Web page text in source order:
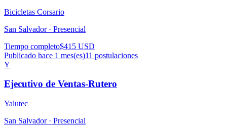
Bicicletas Corsario
San Salvador · Presencial
Tiempo completo$415 USD
Publicado hace 1 mes(es)11 postulaciones
Y
Ejecutivo de Ventas-Rutero
Yalutec
San Salvador · Presencial